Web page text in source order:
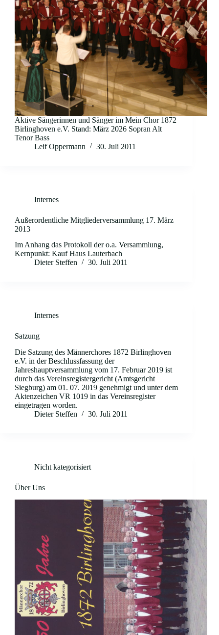
Aktive Sängerinnen und Sänger im Mein Chor 1872
Birlinghoven e.V. Stand: März 2026 Sopran Alt
Tenor Bass
Leif Oppermann
30. Juli 2011
Internes
Außerordentliche Mitgliederversammlung 17. März
2013
Im Anhang das Protokoll der o.a. Versammlung,
Kernpunkt: Kauf Haus Lauterbach
Dieter Steffen
30. Juli 2011
Internes
Satzung
Die Satzung des Männerchores 1872 Birlinghoven
e.V. in der Beschlussfassung der
Jahreshauptversammlung vom 17. Februar 2019 ist
durch das Vereinsregistergericht (Amtsgericht
Siegburg) am 01. 07. 2019 genehmigt und unter dem
Aktenzeichen VR 1019 in das Vereinsregister
eingetragen worden.
Dieter Steffen
30. Juli 2011
Nicht kategorisiert
Über Uns